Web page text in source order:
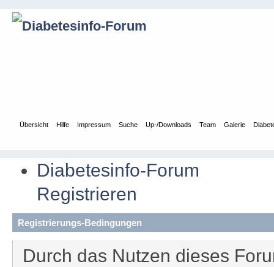
Übersicht Hilfe Impressum Suche Up-/Downloads Team Galerie
Diabetesinfo-Forum
Registrieren
Registrierungs-Bedingungen
Durch das Nutzen dieses